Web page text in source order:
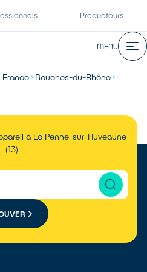
Producteurs
MENU
France
Bouches-du-Rhône
à La Penne-sur-Huveaune
(13)